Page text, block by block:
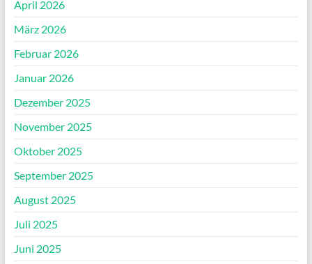
April 2026
März 2026
Februar 2026
Januar 2026
Dezember 2025
November 2025
Oktober 2025
September 2025
August 2025
Juli 2025
Juni 2025